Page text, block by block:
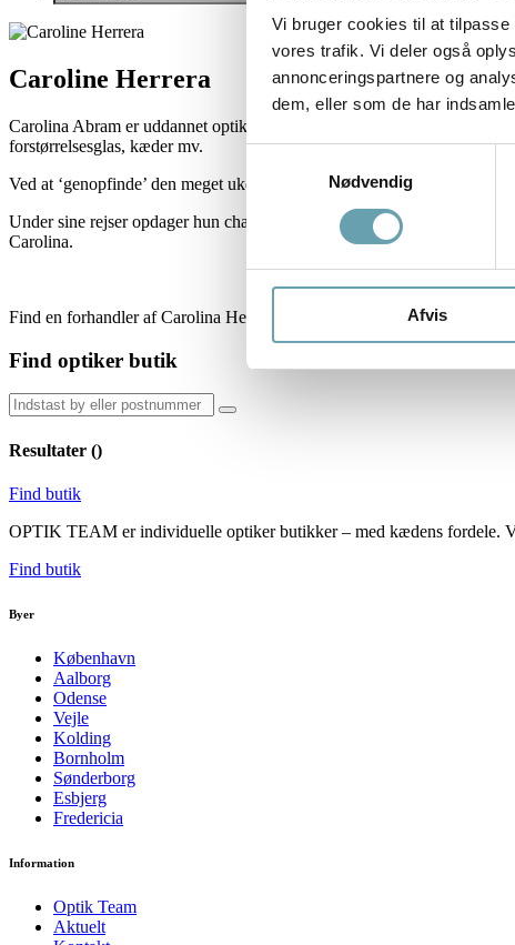
Vi bruger cookies til at
vores trafik. Vi deler også
annonceringspartnere og
dem, eller som de har
Nødvendig
Afvis
Caroline Herrera
Carolina Abram er uddannet optiker og efter mange års ansættelse i
forstørrelsesglas, kæder mv.
Ved at ‘genopfinde’ den meget ukendte lorgnet fik Carolina Abram stor
Under sine rejser opdager hun charmen fra Florida, og i 2008
Carolina.
Find en forhandler af Carolina Herrera solbriller via kortet herunder.
Find optiker butik
Resultater ()
Find butik
OPTIK TEAM er individuelle optiker butikker – med kædens fordele.
Find butik
Byer
København
Aalborg
Odense
Vejle
Kolding
Bornholm
Sønderborg
Esbjerg
Fredericia
Information
Optik Team
Aktuelt